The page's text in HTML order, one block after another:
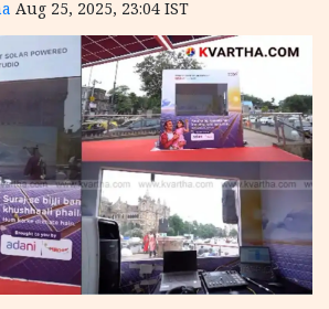
Aug 25, 2025, 23:04 IST